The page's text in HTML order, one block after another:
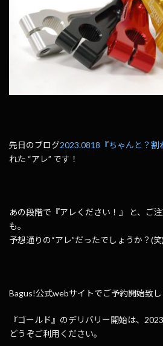
先日のブログ2023.0818『ちゃんと？割
れた “アレ” です！
あの段階で『アレください！』 と、ご
も。
予想通りの“アレ”だったでしょうか？(笑)
Bagus!公式webサイトでご予約開始致し
『ゴールド』のデリバリー開始は、
どうぞご利用ください。